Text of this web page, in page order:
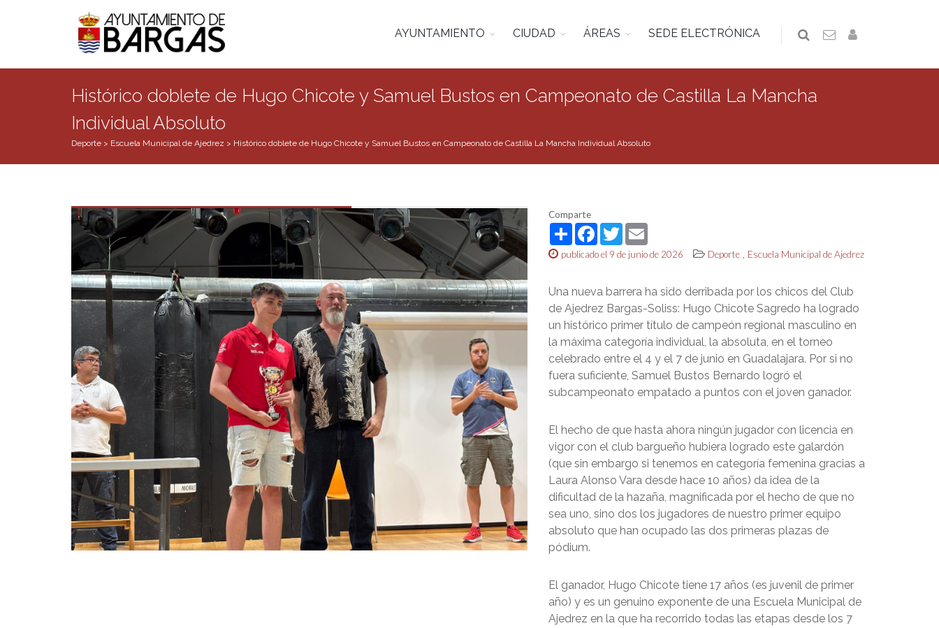
AYUNTAMIENTO CIUDAD ÁREAS SEDE ELECTRÓNICA
Histórico doblete de Hugo Chicote y Samuel Bustos en Campeonato de Castilla La Mancha
Individual Absoluto
Deporte > Escuela Municipal de Ajedrez > Histórico doblete de Hugo Chicote y Samuel Bustos en Campeonato de Castilla La Mancha Individual Absoluto
Comparte
ShareFacebook
TwitterEmail
publicado el 9 de junio de 2026 Deporte , Escuela Municipal de Ajedrez
Una nueva barrera ha sido derribada por los chicos del Club
de Ajedrez Bargas-Soliss: Hugo Chicote Sagredo ha logrado
un histórico primer título de campeón regional masculino en
la máxima categoría individual, la absoluta, en el torneo
celebrado entre el 4 y el 7 de junio en Guadalajara. Por si no
fuera suficiente, Samuel Bustos Bernardo logró el
subcampeonato empatado a puntos con el joven ganador.
El hecho de que hasta ahora ningún jugador con licencia en
vigor con el club bargueño hubiera logrado este galardón
(que sin embargo si tenemos en categoría femenina gracias a
Laura Alonso Vara desde hace 10 años) da idea de la
dificultad de la hazaña, magnificada por el hecho de que no
sea uno, sino dos los jugadores de nuestro primer equipo
absoluto que han ocupado las dos primeras plazas de
pódium.
El ganador, Hugo Chicote tiene 17 años (es juvenil de primer
año) y es un genuino exponente de una Escuela Municipal de
Ajedrez en la que ha recorrido todas las etapas desde los 7